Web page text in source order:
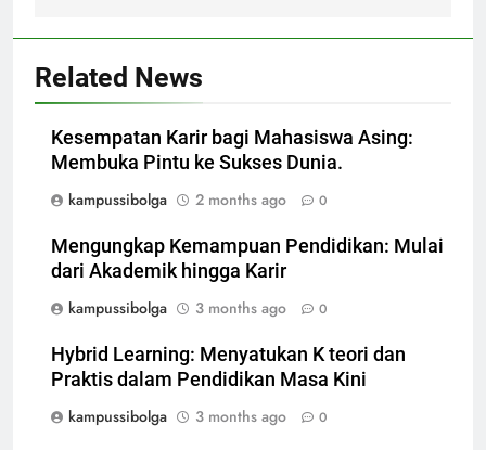
Related News
Kesempatan Karir bagi Mahasiswa Asing:
Membuka Pintu ke Sukses Dunia.
kampussibolga
2 months ago 0
Mengungkap Kemampuan Pendidikan: Mulai
dari Akademik hingga Karir
kampussibolga
3 months ago 0
Hybrid Learning: Menyatukan K teori dan
Praktis dalam Pendidikan Masa Kini
kampussibolga
3 months ago 0